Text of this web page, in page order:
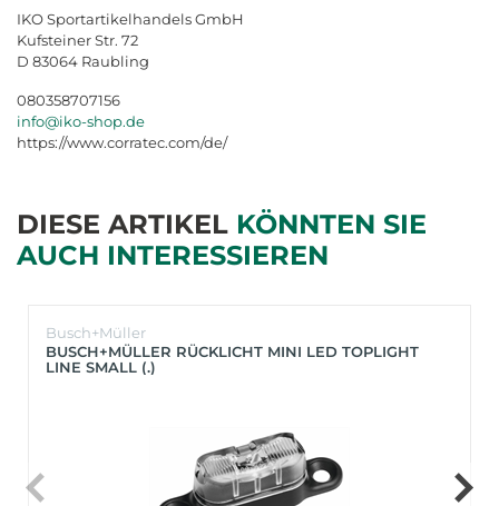
IKO Sportartikelhandels GmbH
Kufsteiner Str. 72
D 83064 Raubling
080358707156
info@iko-shop.de
https://www.corratec.com/de/
DIESE ARTIKEL KÖNNTEN SIE
AUCH INTERESSIEREN
Busch+Müller
BUSCH+MÜLLER RÜCKLICHT MINI LED TOPLIGHT
LINE SMALL (.)